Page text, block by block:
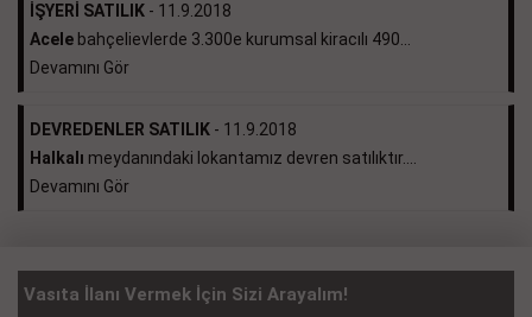
İŞYERİ SATILIK - 11.9.2018
Acele bahçelievlerde 3.300e kurumsal kiracılı 490...
Devamını Gör
DEVREDENLER SATILIK - 11.9.2018
Halkalı meydanındaki lokantamız devren satılıktır....
Devamını Gör
Vasıta İlanı Vermek İçin Sizi Arayalım!